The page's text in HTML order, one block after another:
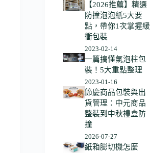
【2026推薦】精選
防撞泡泡紙5大要
點，帶你1次掌握緩
衝包裝
2023-02-14
一篇搞懂氣泡柱包
裝！5大重點整理
2023-01-16
節慶商品包裝與出
貨管理：中元商品
整裝到中秋禮盒防
撞
2026-07-27
紙箱膨切機怎麼